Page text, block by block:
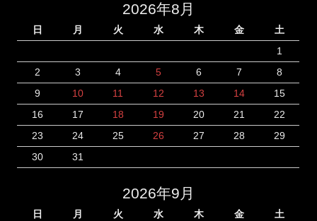
2026年8月
日 月 火 水 木 金
土
1
2
3 4 5 6 7
8
9
10 11 12 13 14
15
16
17 18 19 20 21
22
23
24 25 26 27 28
29
30
31
2026年9月
日 月 火 水 木 金
土